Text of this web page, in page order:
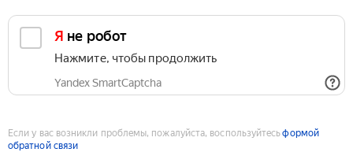
Я не робот
Нажмите, чтобы продолжить
Yandex SmartCaptcha
Если у вас возникли проблемы, пожалуйста, воспользуйтесьформой
обратной связи